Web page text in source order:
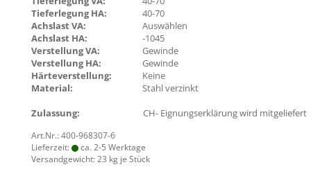
Tieferlegung HA:
40-70
Achslast VA:
Auswählen
Achslast HA:
-1045
Verstellung VA:
Gewinde
Verstellung HA:
Gewinde
Härteverstellung:
Keine
Material:
Stahl verzinkt
Zulassung:
CH- Eignungserklärung wird mitgeliefert
Art.Nr.: 400-968307-6
Lieferzeit:
ca. 2-5 Werktage
Versandgewicht:23 kg je Stück